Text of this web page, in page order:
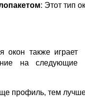
: Этот тип
окон также играет
на следующие
профиль, тем